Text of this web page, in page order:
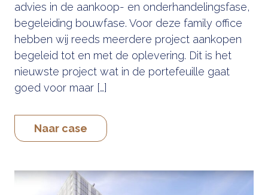
advies in de aankoop- en onderhandelingsfase,
begeleiding bouwfase. Voor deze family office
hebben wij reeds meerdere project aankopen
begeleid tot en met de oplevering. Dit is het
nieuwste project wat in de portefeuille gaat
goed voor maar […]
Naar case